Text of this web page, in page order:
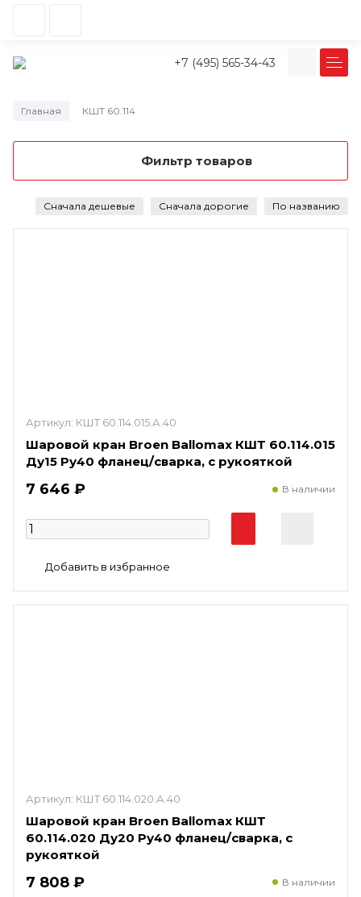
+7 (495) 565-34-43
Главная КШТ 60.114
Фильтр товаров
Артикул: КШТ 60.114.015.А.40
Шаровой кран Broen Ballomax КШТ 60.114.015
Ду15 Ру40 фланец/сварка, с рукояткой
7 646 ₽ В наличии
Артикул: КШТ 60.114.020.А.40
Шаровой кран Broen Ballomax КШТ
60.114.020 Ду20 Ру40 фланец/сварка, с
рукояткой
7 808 ₽ В наличии